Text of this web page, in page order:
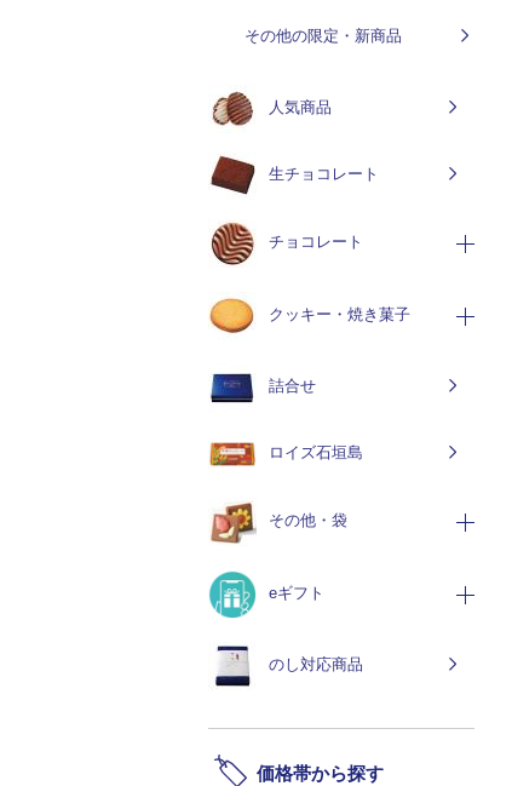
その他の限定・新商品
人気商品
生チョコレート
チョコレート
クッキー・焼き菓子
詰合せ
ロイズ石垣島
その他・袋
eギフト
のし対応商品
価格帯から探す